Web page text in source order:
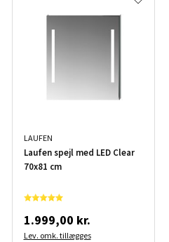
LAUFEN
Laufen spejl med LED Clear
70x81 cm
1.999,00 kr.
Lev. omk. tillægges